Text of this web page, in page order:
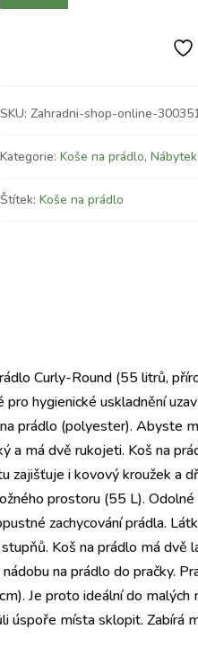
SKU: Zahradni-shop-online-
Kategorie: Koše na prádlo, Nábytek
Štítek: Koše na prádlo
Curly-Round (55 litrů,
pro hygienické uskladnění
prádlo (polyester). Abyste
a má dvě rukojeti. Koš na
zajišťuje i kovový kroužek a
prostoru (55 L).
zachycování prádla.
Koš na prádlo má dvě
na prádlo do pračky.
Je proto ideální do
úspoře místa sklopit. Zabírá